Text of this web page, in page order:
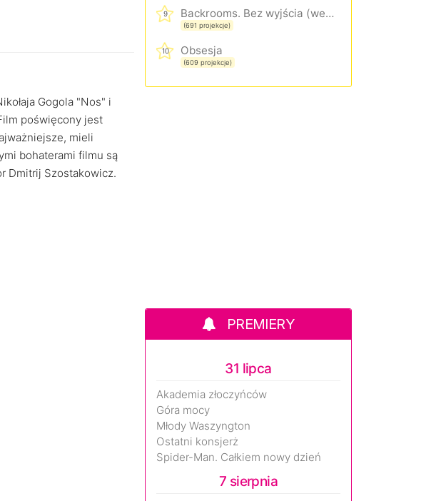
Gogola "Nos" i
poświęcony jest
mieli
bohaterami filmu są
Dmitrij Szostakowicz.
9 Backrooms. Bez wyjścia (wersja rozszerzona)
(691 projekcje)
10 Obsesja
(609 projekcje)
PREMIERY
31 lipca
Akademia złoczyńców
Góra mocy
Młody Waszyngton
Ostatni konsjerż
Spider-Man. Całkiem nowy dzień
7 sierpnia